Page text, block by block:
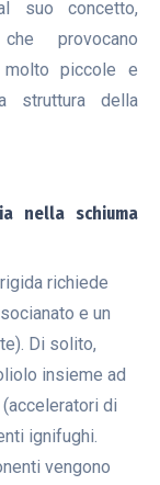
suo concetto,
provocano
piccole e
struttura della
nella schiuma
richiede
e un
Di solito,
insieme ad
di
ignifughi.
vengono